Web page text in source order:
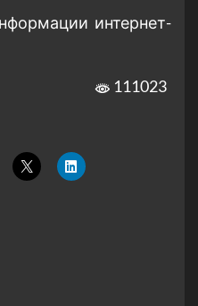
интернет-
111023